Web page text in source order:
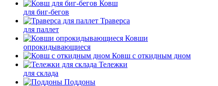
Ковш
для биг-бегов
Траверса
для паллет
Ковши
опрокидывающиеся
Ковш с откидным дном
Тележки
для склада
Поддоны